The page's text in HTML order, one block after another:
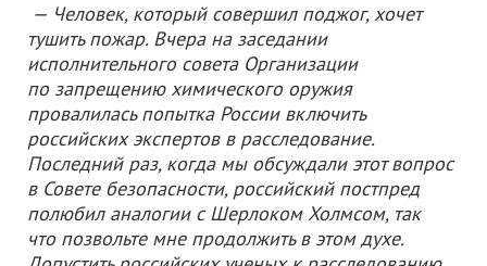
— Человек, который совершил поджог, хочет
тушить пожар. Вчера на заседании
исполнительного совета Организации
по запрещению химического оружия
провалилась попытка России включить
российских экспертов в расследование.
Последний раз, когда мы обсуждали этот вопрос
в Совете безопасности, российский постпред
полюбил аналогии с Шерлоком Холмсом, так
что позвольте мне продолжить в этом духе.